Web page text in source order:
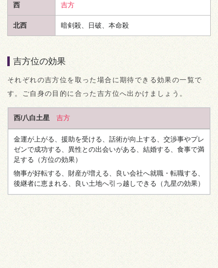
西 吉方
北西 暗剣殺、日破、本命殺
吉方位の効果
それぞれの吉方位を取った場合に期待できる効果の一覧で
す。ご自身の目的に合った吉方位へ出かけましょう。
西/八白土星 吉方
金運が上がる、援助を受ける、話術が向上する、交渉事やプレ
ゼンで成功する、異性との出会いがある、結婚する、食事で満
足する （方位の効果）
物事が好転する、財産が増える、良い会社へ就職・転職する、
後継者に恵まれる、良い土地へ引っ越しできる （九星の効果）